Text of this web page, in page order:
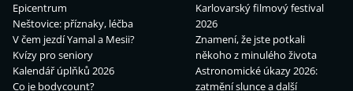
Epicentrum
Neštovice: příznaky, léčba
V čem jezdí Yamal a Mesii?
Kvízy pro seniory
Kalendář úplňků 2026
Co je bodycount?
Karlovarský filmový festival
2026
Znamení, že jste potkali
někoho z minulého života
Astronomické úkazy 2026:
zatmění slunce a další